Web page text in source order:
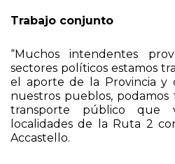
Trabajo conjunto
“Muchos intendentes
sectores políticos estamos
el aporte de la Provincia y
nuestros pueblos,
transporte público que
localidades de la Ruta 2
Accastello.